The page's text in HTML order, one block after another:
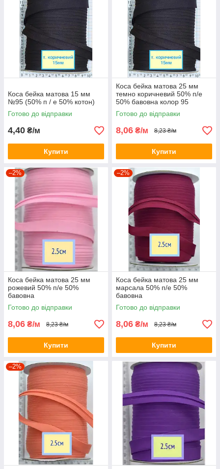
Коса бейка матова 15 мм
№95 (50% п / е 50% котон)
Готово до відправки
4,40 ₴/м
Купити
Коса бейка матова 25 мм
темно коричневий 50% п/е
50% бавовна колор 95
Готово до відправки
8,06 ₴/м 8,23 ₴/м
Купити
–2%
Коса бейка матова 25 мм
рожевий 50% п/е 50%
бавовна
Готово до відправки
8,06 ₴/м 8,23 ₴/м
Купити
–2%
Коса бейка матова 25 мм
марсала 50% п/е 50%
бавовна
Готово до відправки
8,06 ₴/м 8,23 ₴/м
Купити
–2%